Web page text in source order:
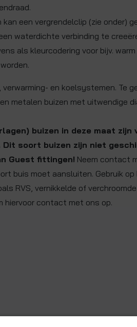
kan een vergrendelclip (zie onder)
waterdichte verbinding te
als kleurcodering voor bijv.
en koelsystemen. Te
metalen buizen met uitwendige
buizen in deze maat zijn
Dit soort buizen zijn niet
Guest fittingen! Neem contact
buis moet aansluiten. Gebruik op
RVS, vernikkelde of
hiervoor contact met ons op.